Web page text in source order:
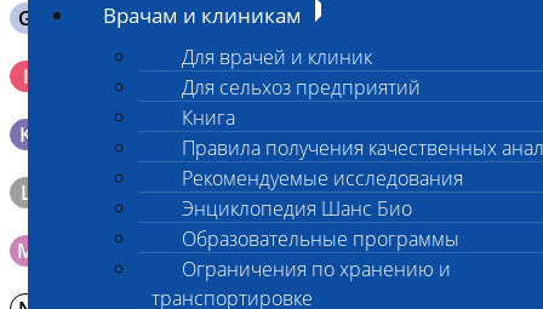
Врачам и клиникам
Для врачей и клиник
Для сельхоз предприятий
Книга
Правила получения качественных
Рекомендуемые исследования
Энциклопедия Шанс Био
Образовательные программы
Ограничения по хранению и
транспортировке
G Содержимое желудка 10-30 мл
I
Кровь 2-3 мл. на фильтр-бумаге, высушенная для
генетических исследований
K Образец тканей в контейнере с 10% раствором формалина
L Материал берется только в лаборатории!
M Мазок на стекло